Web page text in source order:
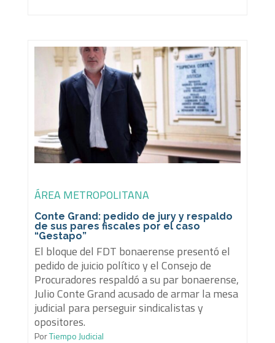
ÁREA METROPOLITANA
Conte Grand: pedido de jury y respaldo
de sus pares fiscales por el caso
“Gestapo”
El bloque del FDT bonaerense presentó el
pedido de juicio político y el Consejo de
Procuradores respaldó a su par bonaerense,
Julio Conte Grand acusado de armar la mesa
judicial para perseguir sindicalistas y
opositores.
PorTiempo Judicial